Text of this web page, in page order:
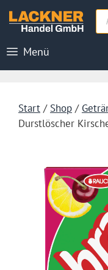
Inhalt
Menü
Start / Shop /
Durstlöscher